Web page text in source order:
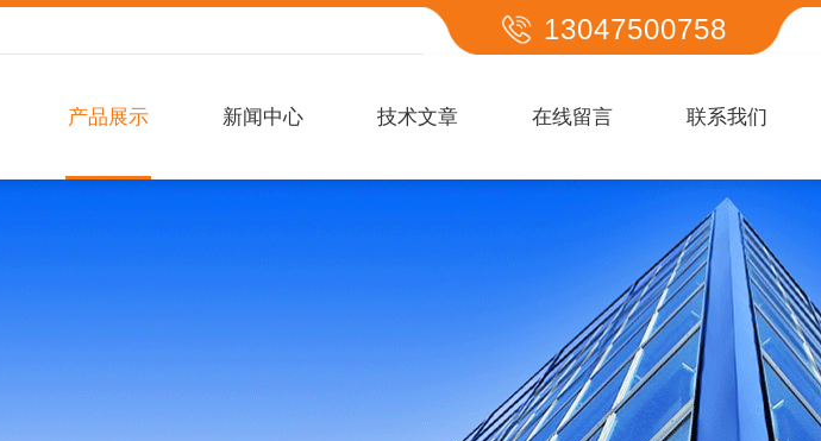
13047500758
产品展示 新闻中心 技术文章 在线留言 联系我们